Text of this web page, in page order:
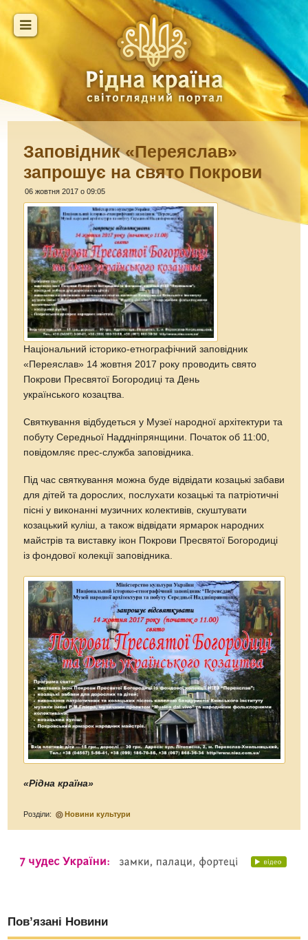
Заповідник «Переяслав»
запрошує на свято Покрови
06 жовтня 2017 о 09:05
Національний історико-етнографічний заповідник
«Переяслав» 14 жовтня 2017 року проводить свято
Покрови Пресвятої Богородиці та День
українського козацтва.
Святкування відбудеться у Музеї народної архітектури та
побуту Середньої Наддніпрянщини. Початок об 11:00,
повідомляє прес-служба заповідника.
Під час святкування можна буде відвідати козацькі забави
для дітей та дорослих, послухати козацькі та патріотичні
пісні у виконанні музичних колективів, скуштувати
козацький куліш, а також відвідати ярмарок народних
майстрів та виставку ікон Покрови Пресвятої Богородиці
із фондової колекції заповідника.
«Рідна країна»
Розділи: Новини культури
Пов’язані Новини